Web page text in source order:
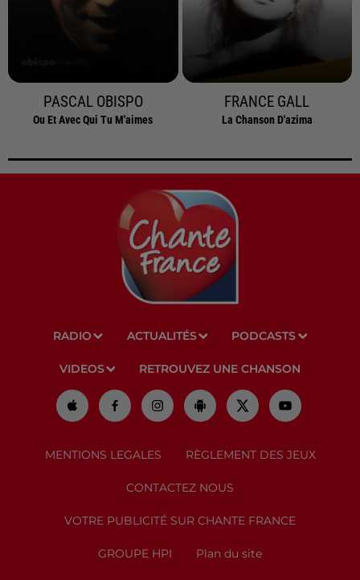
PASCAL OBISPO
Ou Et Avec Qui Tu M'aimes
FRANCE GALL
La Chanson D'azima
RADIO ACTUALITÉS PODCASTS
VIDEOS RETROUVEZ UNE CHANSON
MENTIONS LEGALES RÈGLEMENT DES JEUX
CONTACTEZ NOUS
VOTRE PUBLICITÉ SUR CHANTE FRANCE
GROUPE HPI Plan du site